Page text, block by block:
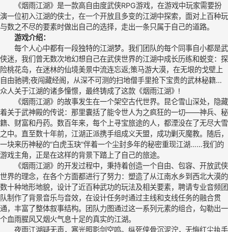
《烟雨江湖》是一款高自由度武侠RPG游戏，在游戏中玩家需要扮
演一位初入江湖的侠士，在一个开放且多变的江湖中探索，面对上百种玩
与数之不尽的要素时做出自己的选择，走出一条只属于自己的道路。
游戏介绍：
每个人心中都有一段独特的江湖梦。我们团队的每个同事自小都是武
侠迷，我们曾无数次地幻想自己在武侠世界的江湖中成长历练和蜕变：探
险桃花岛，在迷林的仙境美景中流连忘返;策马游大漠，在无垠的戈壁上
自由驰骋;夜闯藏经阁，从深不可测的扫地僧手里抢下宝贵的武林秘籍…
众人关于江湖的诸多憧憬，最终铸成了这款《烟雨江湖》!
《烟雨江湖》的故事发生在一个架空古代世界。昆仑雪山深处，隐藏
着关于武神殿的传说：那里囊括了能令世人为之疯狂的一切——神兵、秘
籍、财富和丹药。数百年来，每个上寻宝旅途的人，都湮没在了无尽大雪
之中。直至数十年前，江湖正派携手组成义天盟，成功剿灭魔教。随后，
一块来历神秘的“白虎玉玦”伴着一个尘封多年的秘密重现江湖……我们的
游戏主角，正是在这样的背景下踏上了自己的旅途。
《烟雨江湖》的开发过程中，秉持着创造一个自由、包容、开放武侠
世界的理念，在各个方面都进行了努力：塑造了从江南水乡到西北大漠的
数十种地形地貌，设计了近百种武功的玩法及相关要素，聘请专业音频团
队制作了背景音乐与音效，在设计任务时通过主线和支线任务的融合贯
通，丰富了整体叙事结构。团队力图通过这一系列元素的组合，勾勒出一
个血雨腥风又烟火气息十足的真实的江湖。
夜雨江湖疑无声，寒光照影剑空鸣。纵死侠骨沉泥泞，无悔红尘执手